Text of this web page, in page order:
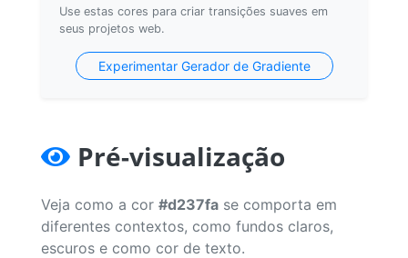
Use estas cores para criar transições suaves em
seus projetos web.
Experimentar Gerador de Gradiente
Pré-visualização
Veja como a cor #d237fa se comporta em
diferentes contextos, como fundos claros,
escuros e como cor de texto.